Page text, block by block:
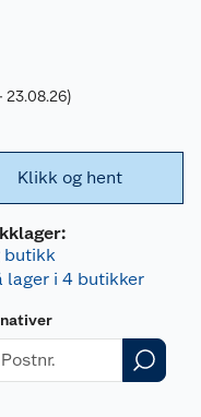
23.08.26)
Klikk og hent
butikk
lager i 4 butikker